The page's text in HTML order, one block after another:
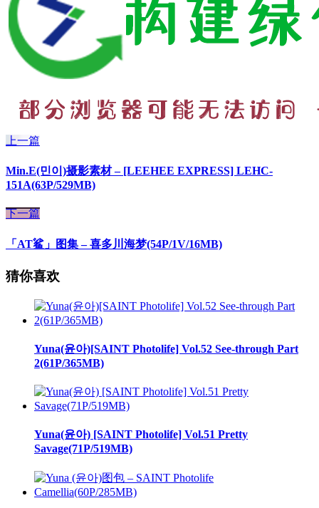
上一篇
Min.E(민이)摄影素材 – [LEEHEE EXPRESS] LEHC-
151A(63P/529MB)
下一篇
「AT鲨」图集 – 喜多川海梦(54P/1V/16MB)
猜你喜欢
Yuna(윤아)[SAINT Photolife] Vol.52 See-through Part
2(61P/365MB)
Yuna(윤아) [SAINT Photolife] Vol.51 Pretty
Savage(71P/519MB)